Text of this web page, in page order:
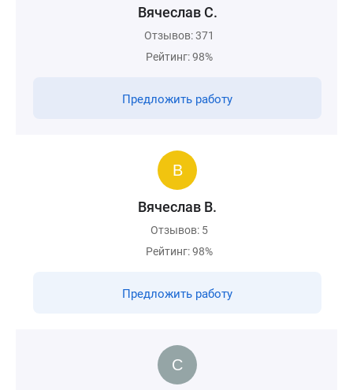
Вячеслав С.
Отзывов: 371
Рейтинг: 98%
Предложить работу
Вячеслав В.
Отзывов: 5
Рейтинг: 98%
Предложить работу